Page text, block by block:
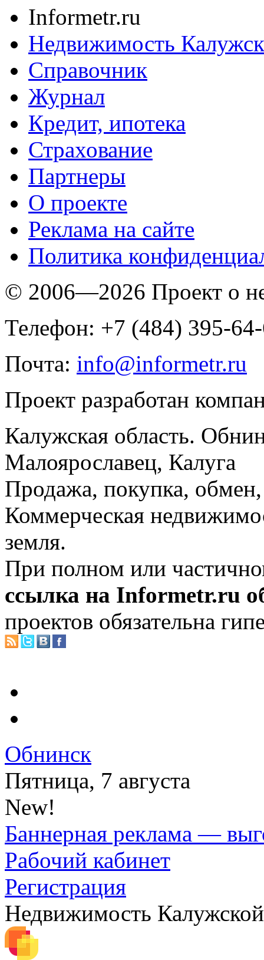
Informetr.ru
Недвижимость
Справочник
Журнал
Кредит, ипотека
Страхование
Партнеры
O проекте
Реклама на сайте
Политика
© 2006—2026 Проект о
Телефон: +7 (484) 395-
Почта: info@informetr.ru
Проект разработан
Калужская область.
Малоярославец, Калуга
Продажа, покупка, обмен,
Коммерческая
земля.
При полном или
ссылка на Informetr.ru
проектов обязательна
Обнинск
Пятница, 7 августа
New!
Баннерная реклама —
Рабочий кабинет
Регистрация
Недвижимость